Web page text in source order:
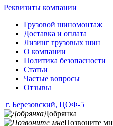
Реквизиты компании
Грузовой шиномонтаж
Доставка и оплата
Лизинг грузовых шин
О компании
Политика безопасности
Статьи
Частые вопросы
Отзывы
г. Березовский, ЦОФ-5
Добрянка
Позвоните